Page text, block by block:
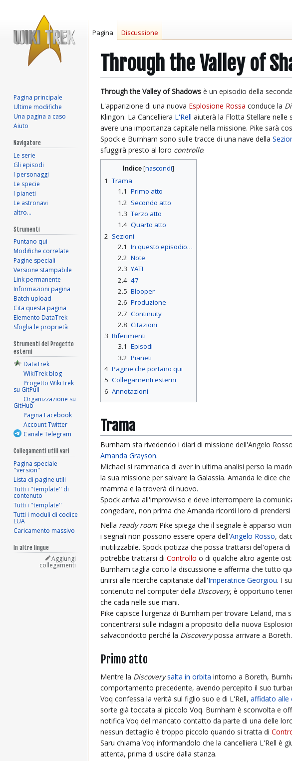
Through the Valley of
Vai
alla
navigazione
Vai
alla
ricerca
Through the Valley of Shadows è un episodio della
L'apparizione di una nuova Esplosione Rossa conduce la
Klingon. La Cancelliera L'Rell aiuterà la Flotta Stellare nelle
avere una importanza capitale nella missione. Pike sarà
Spock e Burnham sono sulle tracce di una nave della
sfuggirà presto al loro controllo.
Indice
1 Trama
1.1 Primo atto
1.2 Secondo atto
1.3 Terzo atto
1.4 Quarto atto
2 Sezioni
2.1 In questo episodio…
2.2 Note
2.3 YATI
2.4 47
2.5 Blooper
2.6 Produzione
2.7 Continuity
2.8 Citazioni
3 Riferimenti
3.1 Episodi
3.2 Pianeti
4 Pagine che portano qui
5 Collegamenti esterni
6 Annotazioni
Trama
Burnham sta rivedendo i diari di missione dell'Angelo
Amanda Grayson.
Michael si rammarica di aver in ultima analisi perso la
la sua missione per salvare la Galassia. Amanda le dice
mamma e la troverà di nuovo.
Spock arriva all'improvviso e deve interrompere la
congedare, non prima che Amanda ricordi loro di
Nella ready roomPike spiega che il segnale è apparso
i segnali non possono essere opera dell'Angelo Rosso,
inutilizzabile. Spock ipotizza che possa trattarsi del'opera
potrebbe trattarsi di Controllo o di qualche altro agente
Burnham taglia corto la discussione e afferma che tutto
unirsi alle ricerche capitanate dall'Imperatrice Georgiou. I
contenuto nel computer della Discovery, è opportuno
che cada nelle sue mani.
Pike capisce l'urgenza di Burnham per trovare Leland, ma
concentrarsi sulle indagini a proposito della nuova
salvacondotto perché la Discoverypossa arrivare a Boreth.
Primo atto
Mentre la Discovery salta in orbita intorno a Boreth,
comportamento precedente, avendo percepito il suo
Voq confessa la verità sul figlio suo e di L'Rell, affidato alle
sorte già toccata al piccolo Voq. Burnham è sconvolta e
notifica Voq del mancato contatto da parte di una delle
nessun dettaglio è troppo piccolo quando si tratta di
Saru chiama Voq informandolo che la cancelliera L'Rell è
attenta, prima di uscire dalla stanza.
Pagina Discussione
Pagina principale
Ultime modifiche
Una pagina a caso
Aiuto
Navigatore
Le serie
Gli episodi
I personaggi
Le specie
I pianeti
Le astronavi
altro…
Strumenti
Puntano qui
Modifiche correlate
Pagine speciali
Versione stampabile
Link permanente
Informazioni pagina
Batch upload
Cita questa pagina
Elemento DataTrek
Sfoglia le proprietà
Strumenti del Progetto
esterni
DataTrek
WikiTrek blog
Progetto WikiTrek
su GitPull
Organizzazione su
GitHub
Pagina Facebook
Account Twitter
Canale Telegram
Collegamenti utili vari
Pagina speciale
''version''
Lista di pagine utili
Tutti i ''template'' di
contenuto
Tutti i ''template''
Tutti i moduli di codice
LUA
Caricamento massivo
In altre lingue
Aggiungi
collegamenti